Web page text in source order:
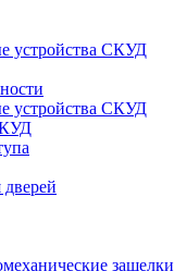
устройства СКУД
устройства СКУД
защелки